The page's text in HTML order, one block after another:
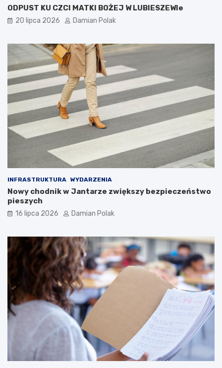
ODPUST KU CZCI MATKI BOŻEJ W LUBIESZEWIe
20 lipca 2026 Damian Polak
INFRASTRUKTURA WYDARZENIA
Nowy chodnik w Jantarze zwiększy bezpieczeństwo
pieszych
16 lipca 2026 Damian Polak